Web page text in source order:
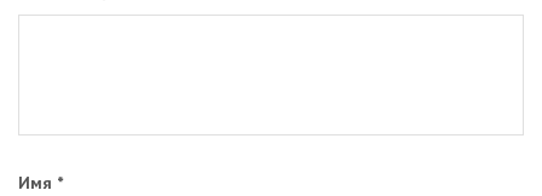
Имя *